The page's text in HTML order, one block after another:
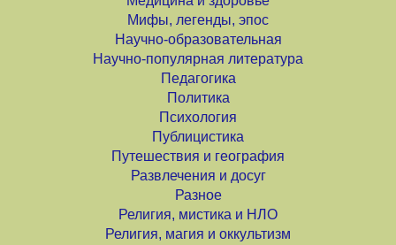
Мифы, легенды, эпос
Научно-образовательная
Научно-популярная литература
Педагогика
Политика
Психология
Публицистика
Путешествия и география
Развлечения и досуг
Разное
Религия, мистика и НЛО
Религия, магия и оккультизм